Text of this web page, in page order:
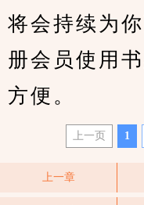
将会持续为
册会员使用
方便。
上一页 1
上一章